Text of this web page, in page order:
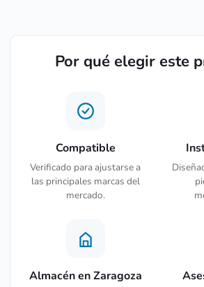
Por qué elegir este
Compatible
Verificado para ajustarse a
las principales marcas del
mercado.
Almacén en Zaragoza